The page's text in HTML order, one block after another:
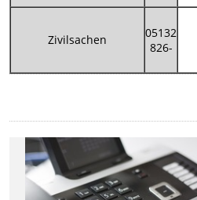
Zivilsachen
05132
826-